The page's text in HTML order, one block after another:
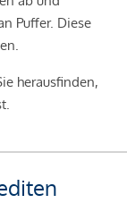
Puffer. Diese
herausfinden,